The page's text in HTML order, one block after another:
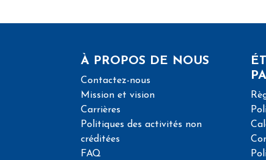
À PROPOS DE NOUS
Contactez-nous
Mission et vision
Carrières
Politiques des activités non
créditées
FAQ